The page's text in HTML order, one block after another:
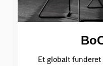
Et globalt